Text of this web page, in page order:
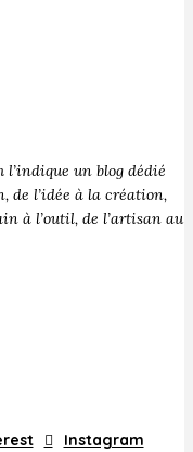
l’indique un blog dédié
de l’idée à la création,
à l’outil, de l’artisan au
Instagram